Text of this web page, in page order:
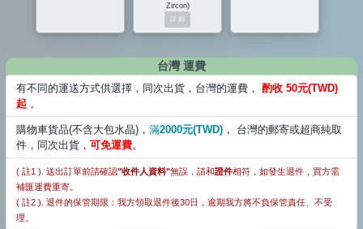
Zircon)
台灣 運費
有不同的運送方式供選擇，同次出貨，台灣的運費， 酌收 50元(TWD)
起 。
購物車貨品(不含大包水晶)， 滿2000元(TWD)， 台灣的郵寄或超商純取
件，同次出貨， 可免運費。
( 註1 ). 送出訂單前請確認"收件人資料"無誤，請和證件相符，如發生退件，買方需
補匯運費重寄。
( 註2 ). 退件的保管期限：我方領取退件後30日，逾期我方將不負保管責任、不受
理。